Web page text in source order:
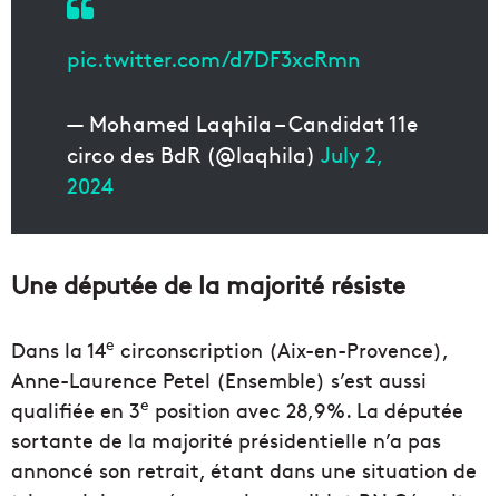
pic.twitter.com/d7DF3xcRmn
— Mohamed Laqhila – Candidat 11e
circo des BdR (@laqhila) July 2,
2024
Une députée de la majorité résiste
Dans la 14e circonscription (Aix-en-Provence),
Anne-Laurence Petel (Ensemble) s’est aussi
qualifiée en 3e position avec 28,9%. La députée
sortante de la majorité présidentielle n’a pas
annoncé son retrait, étant dans une situation de